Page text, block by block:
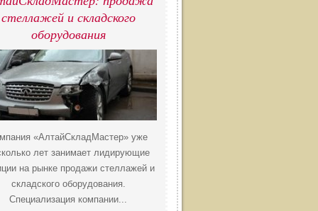
стеллажей и складского
оборудования
«АлтайСкладМастер» уже
лет занимает лидирующие
на рынке продажи стеллажей и
складского оборудования.
Специализация компании...